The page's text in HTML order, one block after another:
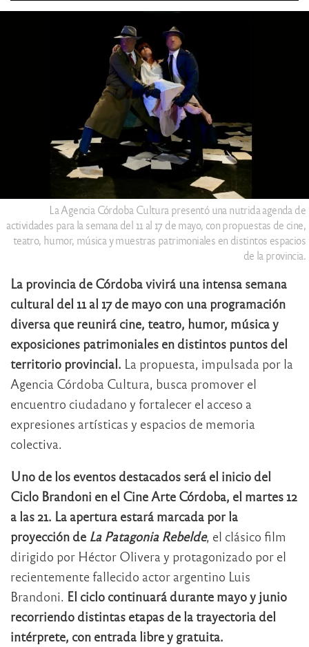
La Agencia Córdoba Cultura presentó una nutrida agenda de
actividades para la semana del 11 al 17 de mayo, con propuestas de cine,
teatro, humor, música y muestras patrimoniales en distintos espacios
de la provincia.
La provincia de Córdoba vivirá una intensa semana
cultural del 11 al 17 de mayo con una programación
diversa que reunirá cine, teatro, humor, música y
exposiciones patrimoniales en distintos puntos del
territorio provincial. La propuesta, impulsada por la
Agencia Córdoba Cultura, busca promover el
encuentro ciudadano y fortalecer el acceso a
expresiones artísticas y espacios de memoria
colectiva.
Uno de los eventos destacados será el inicio del
Ciclo Brandoni en el Cine Arte Córdoba, el martes 12
a las 21. La apertura estará marcada por la
proyección de La Patagonia Rebelde, el clásico film
dirigido por Héctor Olivera y protagonizado por el
recientemente fallecido actor argentino Luis
Brandoni El ciclo continuará durante mayo y junio
recorriendo distintas etapas de la trayectoria del
intérprete, con entrada libre y gratuita.